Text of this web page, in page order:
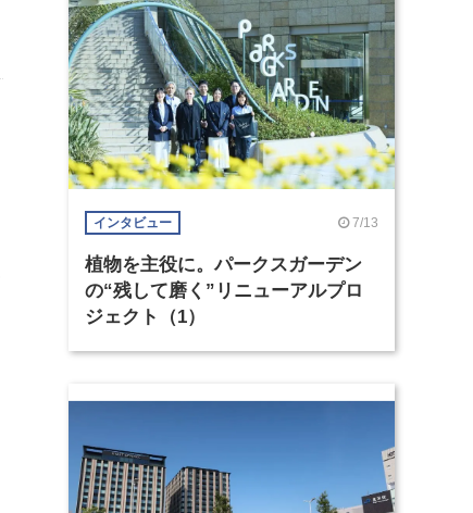
インタビュー 7/13
植物を主役に。パークスガーデン
の“残して磨く”リニューアルプロ
ジェクト（1）